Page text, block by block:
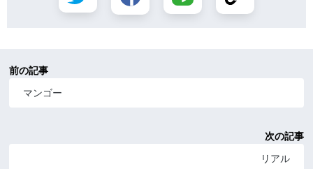
前の記事
マンゴー
次の記事
リアル